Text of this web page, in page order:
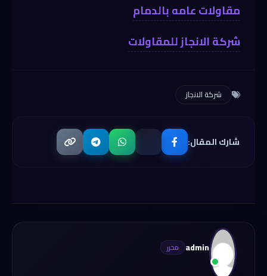
مقاولات عامه بالدمام
شركة الانجاز للمقاولات
شركة الانجاز
شارك المقال:
admin